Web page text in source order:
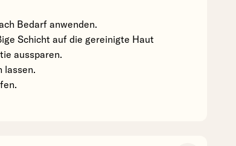
Bedarf anwenden.
Schicht auf die gereinigte Haut
aussparen.
lassen.